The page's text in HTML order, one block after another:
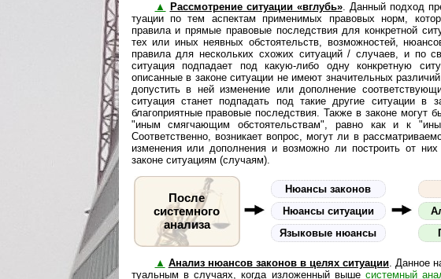
▲ Рассмотрение ситуации «вглубь». Данный подход
ту­а­ции по тем аспектам применимых правовых норм,
правила и прямые правовые последствия для конкретной
тех или иных неявных обстоятельств, возможностей,
правила для нескольких схожих ситуаций / случаев, и по
ситуация подпадает под какую-либо одну конкретную
описанные в законе ситуации не имеют значительных
допустить в ней изменение или дополнение
ситуация станет подпадать под такие другие ситуации в
благоприятные правовые последствия. Также в законе могут
"иным смягчающим обстоятельствам", равно как и к
Соответственно, возникает вопрос, могут ли в
изменения или дополнения и возможно ли построить от
законе ситуациям (случаям).
После
системного
анализа
Нюансы законов
Нюансы ситуации
Языковые нюансы
▲ Анализ нюансов законов в целях ситуации. Данное
ту­аль­ным в случаях, когда изложенный выше системный